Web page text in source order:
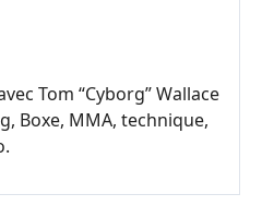
Tom “Cyborg” Wallace
Boxe, MMA, technique,